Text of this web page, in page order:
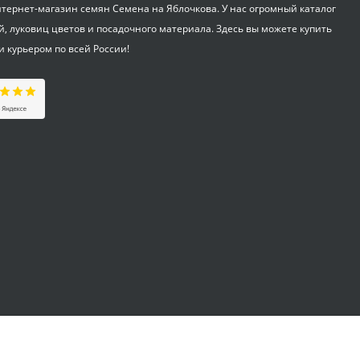
Фертика Осень 2,5 кг
Огурец Трилоджи F1
магазин семян Семена на Яблочкова. У нас огромный каталог
луковиц цветов и посадочного материала. Здесь вы можете купить
курьером по всей России!